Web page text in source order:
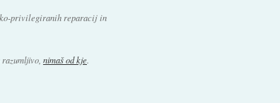
privilegiranih reparacij in
razumljivo, nimaš od kje.